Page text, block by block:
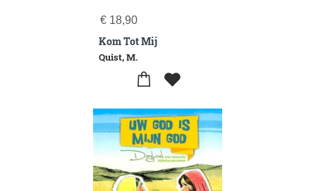
€ 18,90
Kom Tot Mij
Quist, M.